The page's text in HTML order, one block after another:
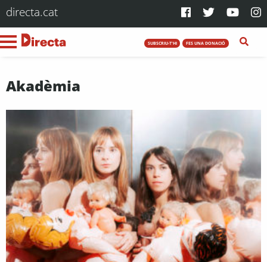
directa.cat
SUBSCRIU-T'HI FES UNA DONACIÓ
Akadèmia